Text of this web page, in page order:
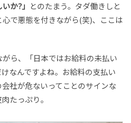
か?」 とのたまう。タダ働きしと
で悪態を付きながら(笑)、ここは
ら、「日本ではお給料の未払い
なんですよね。お給料の支払い
社が危ないってことのサインな
たっぷり。